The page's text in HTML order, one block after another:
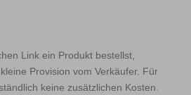
Link ein Produkt bestellst,
Provision vom Verkäufer. Für
keine zusätzlichen Kosten.